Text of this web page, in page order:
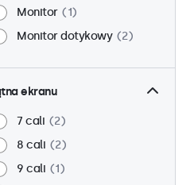
Monitor
1
Monitor dotykowy
2
ekranu
7 cali
2
8 cali
2
9 cali
1